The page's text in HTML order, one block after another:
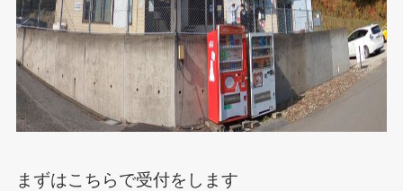
まずはこちらで受付をします